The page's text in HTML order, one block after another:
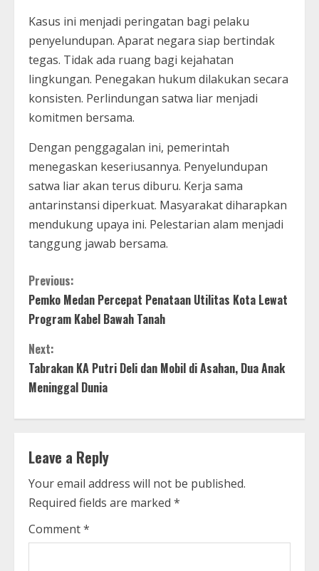
Kasus ini menjadi peringatan bagi pelaku
penyelundupan. Aparat negara siap bertindak
tegas. Tidak ada ruang bagi kejahatan
lingkungan. Penegakan hukum dilakukan secara
konsisten. Perlindungan satwa liar menjadi
komitmen bersama.
Dengan penggagalan ini, pemerintah
menegaskan keseriusannya. Penyelundupan
satwa liar akan terus diburu. Kerja sama
antarinstansi diperkuat. Masyarakat diharapkan
mendukung upaya ini. Pelestarian alam menjadi
tanggung jawab bersama.
C
o
n
t
u
e
R
e
Previous:
Pemko Medan Percepat Penataan Utilitas Kota Lewat
Program Kabel Bawah Tanah
Next:
Tabrakan KA Putri Deli dan Mobil di Asahan, Dua Anak
Meninggal Dunia
Leave a Reply
Your email address will not be published.
Required fields are marked *
Comment*